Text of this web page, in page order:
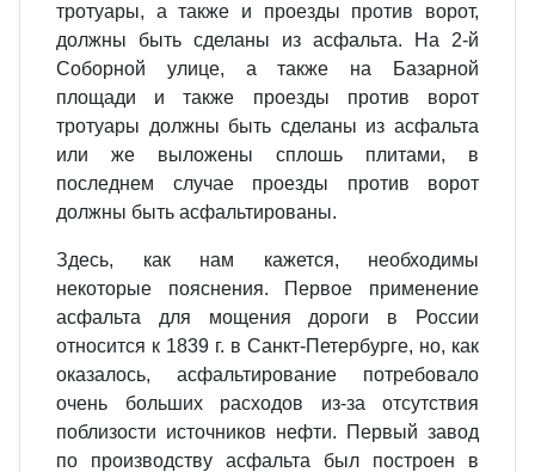
тротуары, а также и проезды против ворот,
должны быть сделаны из асфальта. На 2-й
Соборной улице, а также на Базарной
площади и также проезды против ворот
тротуары должны быть сделаны из асфальта
или же выложены сплошь плитами, в
последнем случае проезды против ворот
должны быть асфальтированы.
Здесь, как нам кажется, необходимы
некоторые пояснения. Первое применение
асфальта для мощения дороги в России
относится к 1839 г. в Санкт-Петербурге, но, как
оказалось, асфальтирование потребовало
очень больших расходов из-за отсутствия
поблизости источников нефти. Первый завод
по производству асфальта был построен в